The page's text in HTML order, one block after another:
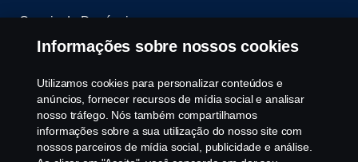
Canais de Denúncia
Programa de Rotulagem Veicular
Política de Cookies
Configurações de cookies
Informações sobre nossos cookies
Utilizamos cookies para personalizar conteúdos e
anúncios, fornecer recursos de mídia social e analisar
nosso tráfego. Nós também compartilhamos
informações sobre a sua utilização do nosso site com
nossos parceiros de mídia social, publicidade e análise.